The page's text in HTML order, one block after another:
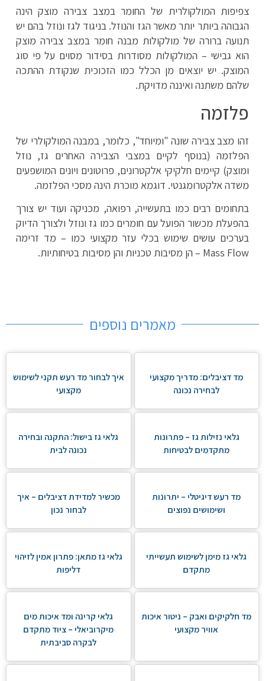
צפיפות המולקולרית של החומר במצב צבירה מוצק הינה
הגבוהה ביותר יותר מאשר הגז והנוזל. בניגוד לגז ונוזל בהם יש
תנועה ברורה של מולקולות מבנה חומר במצב צבירה מוצק
הוא גבישי – המולקולות מסודרות בסידור מסוים על פי סוג
המוצק. יש יוצאים מן הכלל כמו הזכוכית שנקודת ההתכה
שלהם משתנה ואיננה מדויקת.
פלזמה
זהו מצב צבירה שונה "ומיוחד", כלומר, במבנה המולקולרי של
הפלזמה (בנוסף לקיים במצבי הצבירה האחרים גז, נוזל
ומוצק) קיימים חלקיקי אלקטרונים, פרוטונים ויונים המושפעים
משדה אלקטרומגנטי. דוגמא מוכרת הינה מסכי הפלזמה.
בתחומים רבים כמו בתעשייה, רפואה, מכניקה ועוד יש צורך
בהפעלת מכשור הפועל עם חומרים כמו גז ונוזל ולצורך הדיוק
בערכים עושים שימוש בכלי עזר מקצועי כמו – מד זרימה
Mass Flow – הן מסיבות טכניות והן מסיבות בטיחותיות.
מאמרים נוספים
מד דציבלים: מדריך מקצועי
לבחירה נכונה
איך לבחור מד רעש תקני לשימוש
מקצועי
גלאי נזילות גז – פתרונות
מתקדמים לבטיחות
גלאי גז בישול: התקנה ובחירה
נכונה לבית
מד רעש דיגיטלי – יתרונות
ושימושים נפוצים
מכשיר למדידת דציבלים – איך
לבחור נכון
גלאי גז מימן לשימוש תעשייתי
מתקדם
גלאי גז מתאן: פתרון אמין לזיהוי
דליפות
מד חלקיקים ואבק – ניטור איכות
אוויר מקצועי
גלאי קרינה ומד איכות מים
מיקרוביאלי – ציוד מתקדם
לבקרה סביבתית